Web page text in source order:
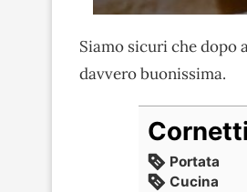
Siamo sicuri che dopo
davvero buonissima.
Portata
Cucina